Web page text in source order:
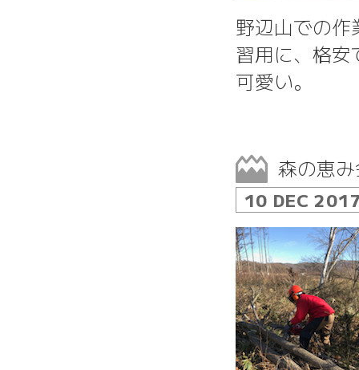
野辺山での
習用に、格
可愛い。
森の恵
10 DEC